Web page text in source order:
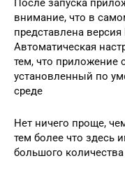
После запуска
внимание, что в
представлена
Автоматическая
тем, что приложение
установленный по
среде
Нет ничего проще,
тем более что здесь
большого